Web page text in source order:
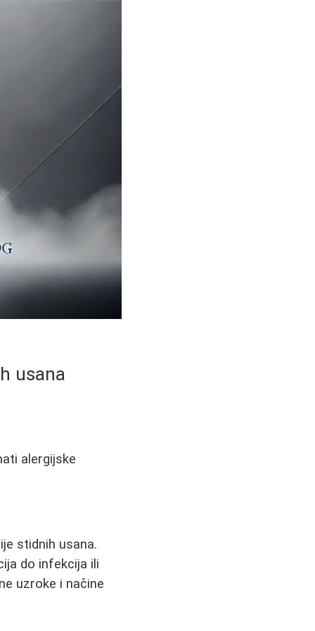
usana
alergijske
stidnih usana.
do infekcija ili
uzroke i načine